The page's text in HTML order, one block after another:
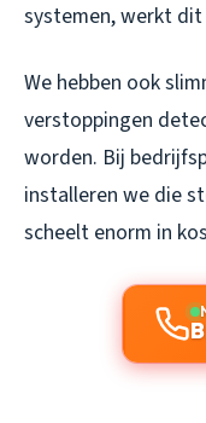
systemen, werkt
We hebben ook
verstoppingen
worden. Bij
installeren we die
scheelt enorm in